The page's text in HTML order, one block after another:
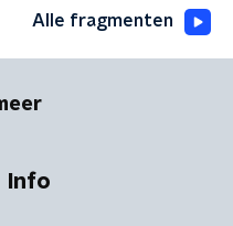
Alle fragmenten
Info